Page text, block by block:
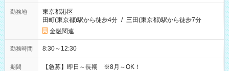
勤務地
東京都港区
田町(東京都)駅から徒歩4分 / 三田(東京都)駅から徒歩7分
金融関連
勤務時間 8:30～12:30
期間 【急募】即日～長期 ※8月～OK！